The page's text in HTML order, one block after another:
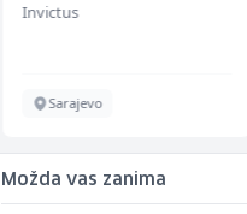
Invictus
Sarajevo
Možda vas zanima